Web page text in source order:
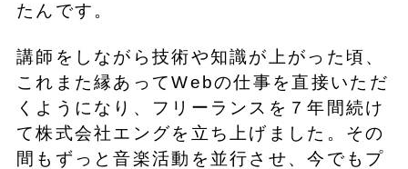
たんです。
講師をしながら技術や知識が上がった頃、
これまた縁あってWebの仕事を直接いただ
くようになり、フリーランスを７年間続け
て株式会社エングを立ち上げました。その
間もずっと音楽活動を並行させ、今でもプ